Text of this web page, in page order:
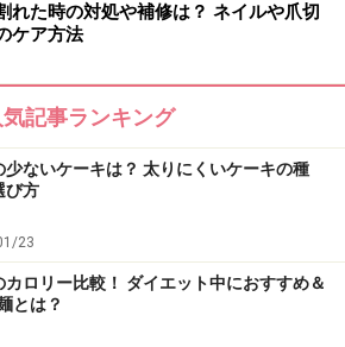
れた時の対処や補修は？ ネイルや爪切
ケア方法
気記事ランキング
少ないケーキは？ 太りにくいケーキの種
び方
23
カロリー比較！ ダイエット中におすすめ＆
とは？